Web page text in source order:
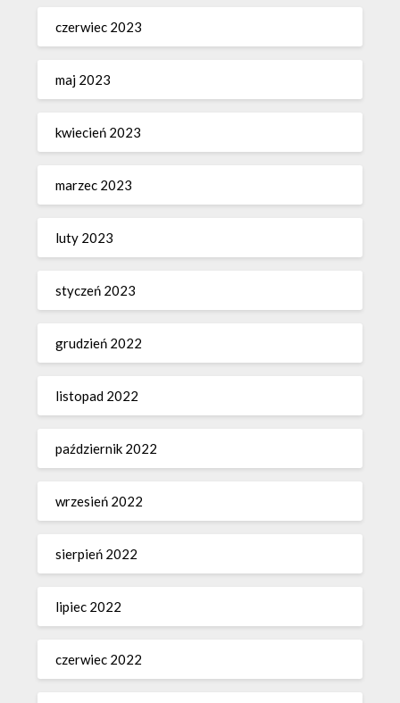
czerwiec 2023
maj 2023
kwiecień 2023
marzec 2023
luty 2023
styczeń 2023
grudzień 2022
listopad 2022
październik 2022
wrzesień 2022
sierpień 2022
lipiec 2022
czerwiec 2022